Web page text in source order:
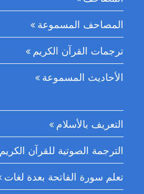
المصاحف المسموعة
ترجمات القرآن الكريم
الأحاديث المسموعة
التعريف بالأسلام
الترجمة الصوتية للقرآن الكريم
تعلم سورة الفاتحة بعدة لغات